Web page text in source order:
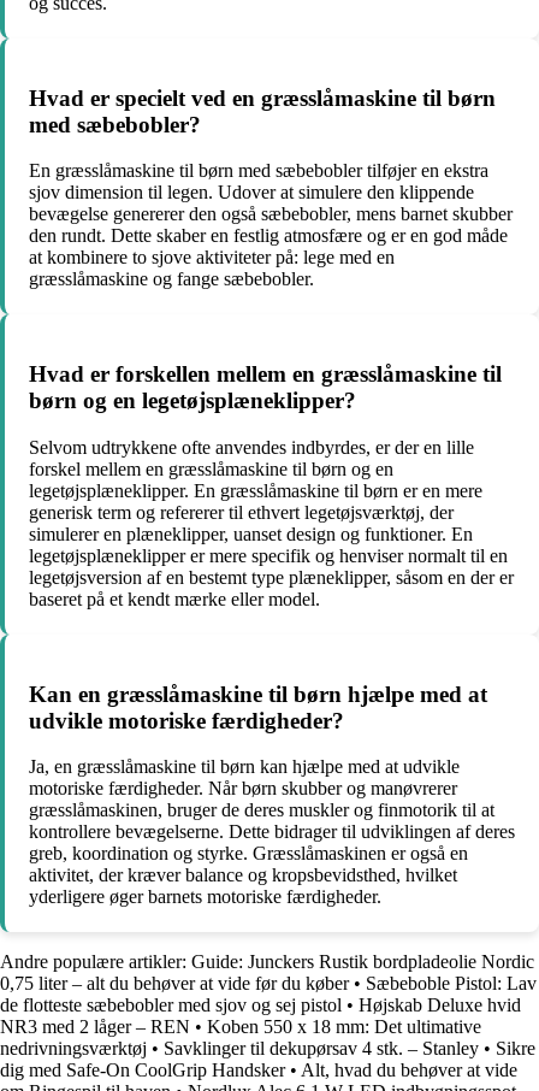
Hvad er specielt ved en græsslåmaskine til børn
med sæbebobler?
En græsslåmaskine til børn med sæbebobler tilføjer en ekstra
sjov dimension til legen. Udover at simulere den klippende
bevægelse genererer den også sæbebobler, mens barnet skubber
den rundt. Dette skaber en festlig atmosfære og er en god måde
at kombinere to sjove aktiviteter på: lege med en
græsslåmaskine og fange sæbebobler.
Hvad er forskellen mellem en græsslåmaskine til
børn og en legetøjsplæneklipper?
Selvom udtrykkene ofte anvendes indbyrdes, er der en lille
forskel mellem en græsslåmaskine til børn og en
legetøjsplæneklipper. En græsslåmaskine til børn er en mere
generisk term og refererer til ethvert legetøjsværktøj, der
simulerer en plæneklipper, uanset design og funktioner. En
legetøjsplæneklipper er mere specifik og henviser normalt til en
legetøjsversion af en bestemt type plæneklipper, såsom en der er
baseret på et kendt mærke eller model.
Kan en græsslåmaskine til børn hjælpe med at
udvikle motoriske færdigheder?
Ja, en græsslåmaskine til børn kan hjælpe med at udvikle
motoriske færdigheder. Når børn skubber og manøvrerer
græsslåmaskinen, bruger de deres muskler og finmotorik til at
kontrollere bevægelserne. Dette bidrager til udviklingen af deres
greb, koordination og styrke. Græsslåmaskinen er også en
aktivitet, der kræver balance og kropsbevidsthed, hvilket
yderligere øger barnets motoriske færdigheder.
Andre populære artikler: Guide: Junckers Rustik bordpladeolie Nordic
0,75 liter – alt du behøver at vide før du køber• Sæbeboble Pistol: Lav
de flotteste sæbebobler med sjov og sej pistol • Højskab Deluxe hvid
NR3 med 2 låger – REN • Koben 550 x 18 mm: Det ultimative
nedrivningsværktøj • Savklinger til dekupørsav 4 stk. – Stanley • Sikre
dig med Safe-On CoolGrip Handsker• Alt, hvad du behøver at vide